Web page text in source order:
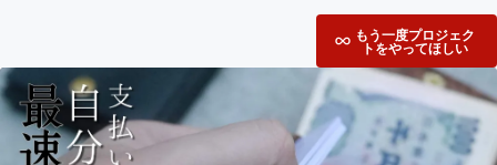
もう一度プロジェク
トをやってほしい